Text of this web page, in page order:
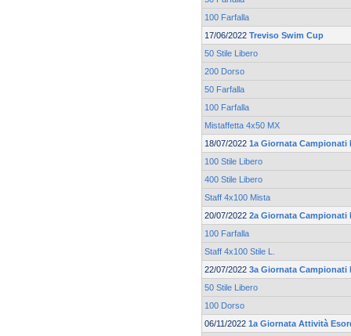
100 Farfalla
17/06/2022 Treviso Swim Cup
50 Stile Libero
200 Dorso
50 Farfalla
100 Farfalla
Mistaffetta 4x50 MX
18/07/2022 1a Giornata
100 Stile Libero
400 Stile Libero
Staff 4x100 Mista
20/07/2022 2a Giornata
100 Farfalla
Staff 4x100 Stile L.
22/07/2022 3a Giornata
50 Stile Libero
100 Dorso
06/11/2022 1a Giornata Attività